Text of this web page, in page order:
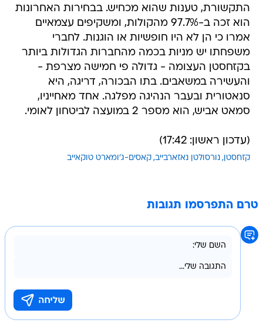
התקשורת, טענות שהוא מכחיש. בבחירות האחרונות
הוא זכה ב-97.7% מהקולות, ומשקיפים עצמאיים
אמרו כי הן לא היו חופשיות או הוגנות. לחברי
משפחתו יש מניות בכמה מהחברות הגדולות ביותר
בקזחסטן העצומה - גדולה פי חמישה מצרפת -
והעשירה במשאבים. בתו הבכורה, דריגה, היא
סנאטורית ובעבר הנהיגה מפלגה. אחד מאחייניו,
סמאט אביש, הוא מספר 2 במועצה לביטחון לאומי.
(עדכון ראשון: 17:42)
קזחסטן נורסולטן נאזארבייב קאסים-ג'ומארט טוקאייב
טרם התפרסמו תגובות